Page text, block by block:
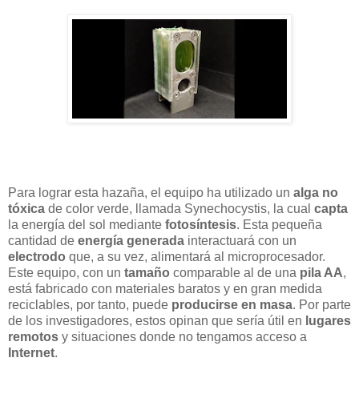
Para lograr esta hazaña, el equipo ha utilizado un alga no
tóxica de color verde, llamada Synechocystis, la cual capta
la energía del sol mediante fotosíntesis. Esta pequeña
cantidad de energía generada interactuará con un
electrodo que, a su vez, alimentará al microprocesador.
Este equipo, con un tamaño comparable al de una pila AA,
está fabricado con materiales baratos y en gran medida
reciclables, por tanto, puede producirse en masa. Por parte
de los investigadores, estos opinan que sería útil en lugares
remotos y situaciones donde no tengamos acceso a
Internet.